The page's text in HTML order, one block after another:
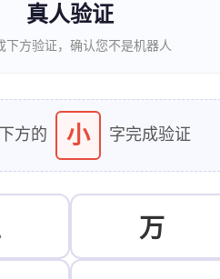
真人验证
下方验证，确认您不是机器人
方的 小 字完成验证
万